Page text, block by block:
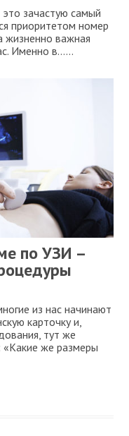
зачастую самый
приоритетом номер
жизненно важная
Именно в…...
по УЗИ –
из нас начинают
карточку и,
тут же
«Какие же размеры